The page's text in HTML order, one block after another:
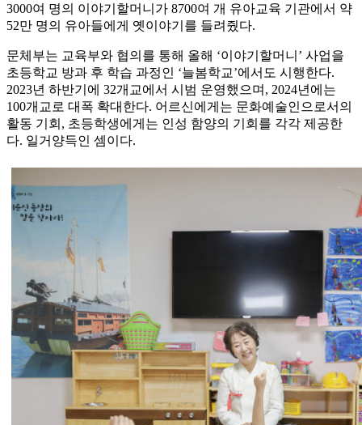
3000여 명의 이야기할머니가 8700여 개 유아교육 기관에서 약
52만 명의 유아들에게 옛이야기를 들려줬다.
문체부는 교육부와 협의를 통해 올해 ‘이야기할머니’ 사업을
초등학교 방과 후 학습 과정인 ‘늘봄학교’에서도 시행한다.
2023년 하반기에 32개교에서 시범 운영했으며, 2024년에는
100개교로 대폭 확대한다. 어르신에게는 문화예술인으로서의
활동 기회, 초등학생에게는 인성 함양의 기회를 각각 제공한
다. 일거양득인 셈이다.